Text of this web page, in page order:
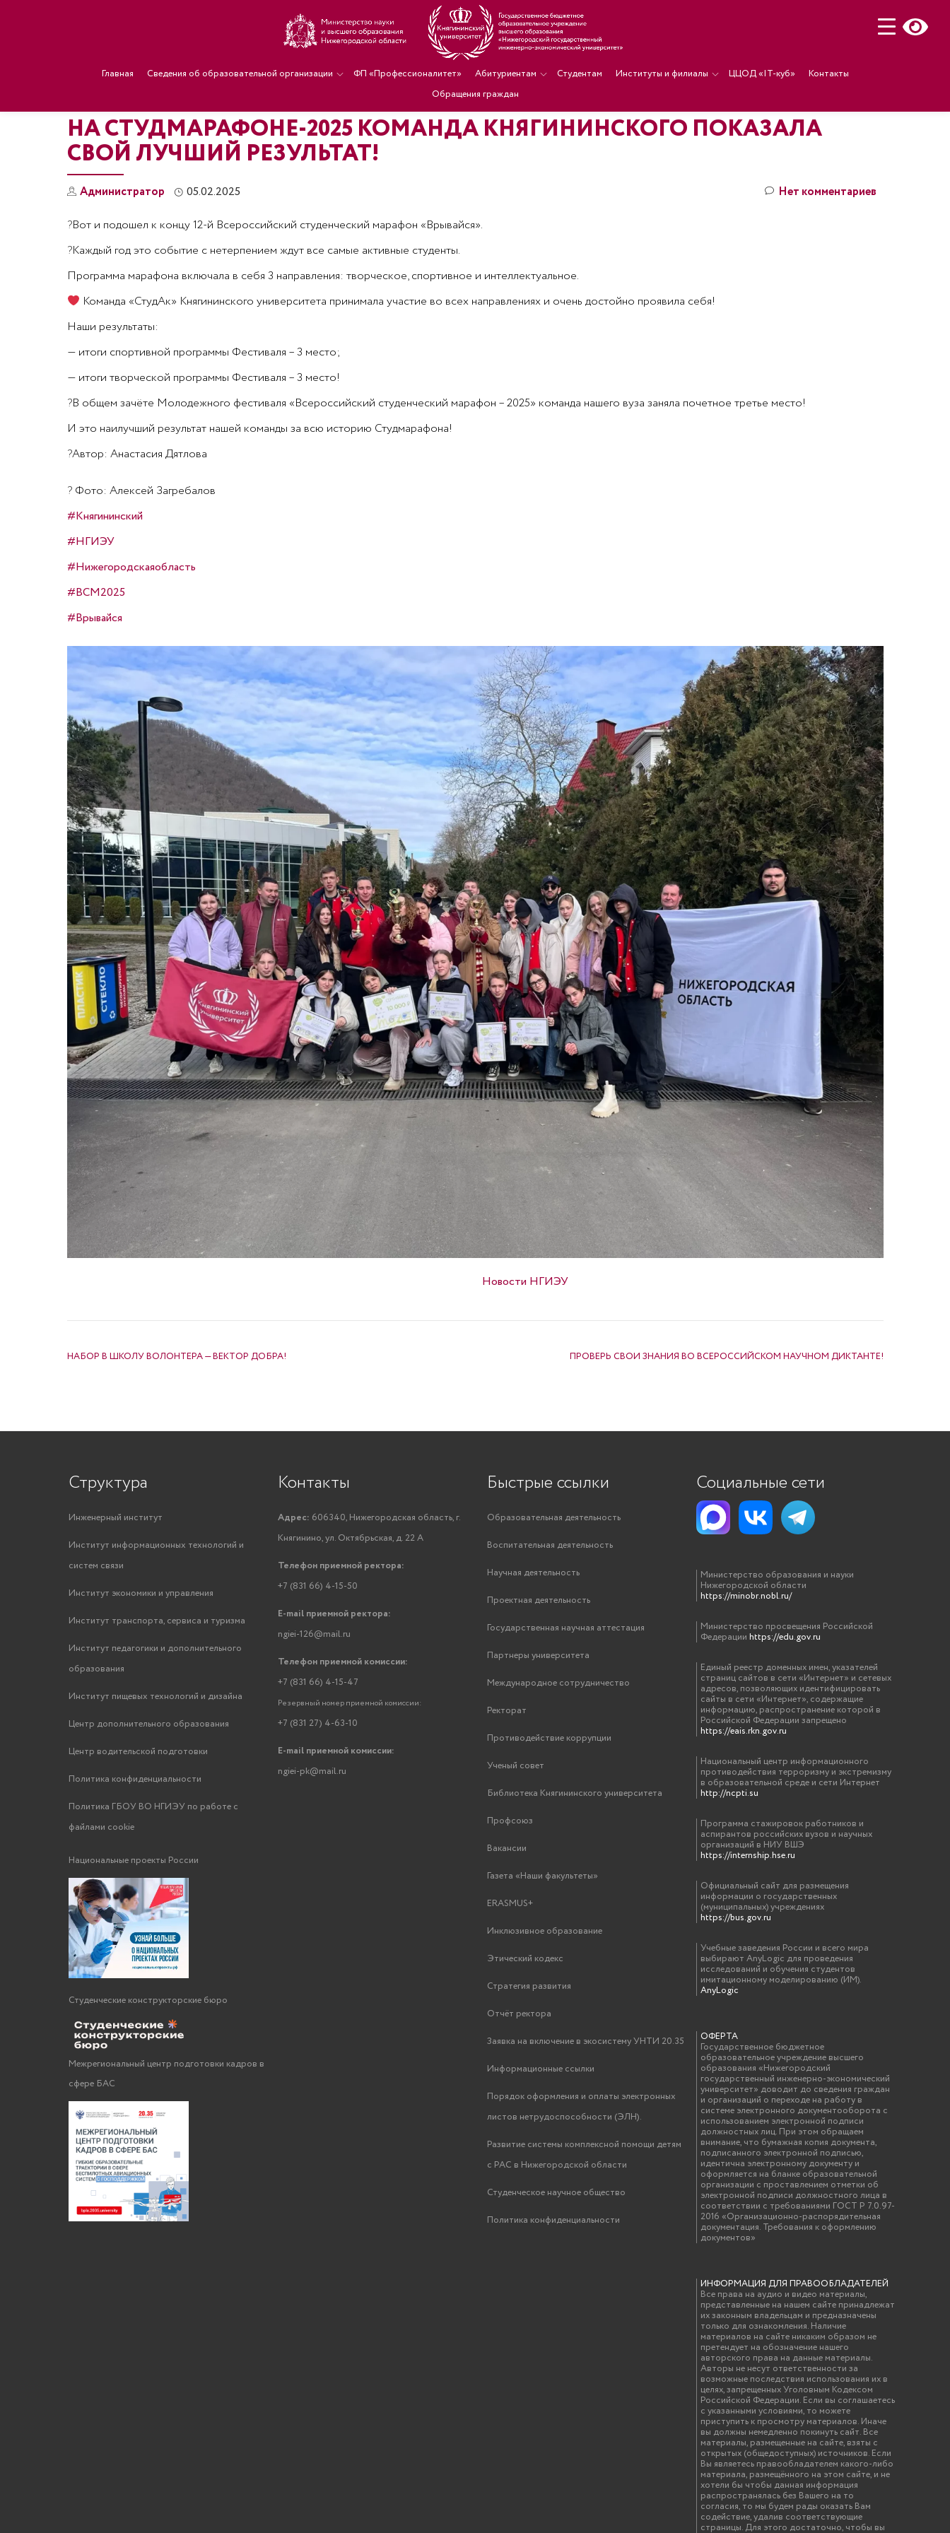
Главная Сведения об образовательной организации ФП «Профессионалитет» Абитуриентам Студентам Институты и филиалы ЦЦОД «IT-куб»
Контакты
Обращения граждан
НА СТУДМАРАФОНЕ-2025 КОМАНДА КНЯГИНИНСКОГО ПОКАЗАЛА
СВОЙ ЛУЧШИЙ РЕЗУЛЬТАТ!
Администратор 05.02.2025 Нет комментариев
?Вот и подошел к концу 12-й Всероссийский студенческий марафон «Врывайся».
?Каждый год это событие с нетерпением ждут все самые активные студенты.
Программа марафона включала в себя 3 направления: творческое, спортивное и интеллектуальное.
Команда «СтудАк» Княгининского университета принимала участие во всех направлениях и очень достойно проявила себя!
Наши результаты:
— итоги спортивной программы Фестиваля – 3 место;
— итоги творческой программы Фестиваля – 3 место!
?В общем зачёте Молодежного фестиваля «Всероссийский студенческий марафон – 2025» команда нашего вуза заняла почетное третье место!
И это наилучший результат нашей команды за всю историю Студмарафона!
?Автор: Анастасия Дятлова
?Фото: Алексей Загребалов
#Княгининский
#НГИЭУ
#Нижегородскаяобласть
#ВСМ2025
#Врывайся
Новости НГИЭУ
НАБОР В ШКОЛУ ВОЛОНТЕРА — ВЕКТОР ДОБРА! ПРОВЕРЬ СВОИ ЗНАНИЯ ВО ВСЕРОССИЙСКОМ НАУЧНОМ ДИКТАНТЕ!
Структура
Инженерный институт
Институт информационных технологий и
систем связи
Институт экономики и управления
Институт транспорта, сервиса и туризма
Институт педагогики и дополнительного
образования
Институт пищевых технологий и дизайна
Центр дополнительного образования
Центр водительской подготовки
Политика конфиденциальности
Политика ГБОУ ВО НГИЭУ по работе с
файлами cookie
Национальные проекты России
Студенческие конструкторские бюро
Межрегиональный центр подготовки кадров в
сфере БАС
Контакты
Адрес: 606340, Нижегородская область, г.
Княгинино, ул. Октябрьская, д. 22 А
Телефон приемной ректора:
+7 (831 66) 4-15-50
E-mail приемной ректора:
ngiei-126@mail.ru
Телефон приемной комиссии:
+7 (831 66) 4-15-47
Резервный номер приемной комиссии:
+7 (831 27) 4-63-10
E-mail приемной комиссии:
ngiei-pk@mail.ru
Быстрые ссылки
Образовательная деятельность
Воспитательная деятельность
Научная деятельность
Проектная деятельность
Государственная научная аттестация
Партнеры университета
Международное сотрудничество
Ректорат
Противодействие коррупции
Ученый совет
Библиотека Княгининского университета
Профсоюз
Вакансии
Газета «Наши факультеты»
ERASMUS+
Инклюзивное образование
Этический кодекс
Стратегия развития
Отчёт ректора
Заявка на включение в экосистему УНТИ 20.35
Информационные ссылки
Порядок оформления и оплаты электронных
листов нетрудоспособности (ЭЛН).
Развитие системы комплексной помощи детям
с РАС в Нижегородской области
Студенческое научное общество
Политика конфиденциальности
Социальные сети
Министерство образования и науки
Нижегородской области
https://minobr.nobl.ru/
Министерство просвещения Российской
Федерации https://edu.gov.ru
Единый реестр доменных имен, указателей
страниц сайтов в сети «Интернет» и сетевых
адресов, позволяющих идентифицировать
сайты в сети «Интернет», содержащие
информацию, распространение которой в
Российской Федерации запрещено
https://eais.rkn.gov.ru
Национальный центр информационного
противодействия терроризму и экстремизму
в образовательной среде и сети Интернет
http://ncpti.su
Программа стажировок работников и
аспирантов российских вузов и научных
организаций в НИУ ВШЭ
https://internship.hse.ru
Официальный сайт для размещения
информации о государственных
(муниципальных) учреждениях
https://bus.gov.ru
Учебные заведения России и всего мира
выбирают AnyLogic для проведения
исследований и обучения студентов
имитационному моделированию (ИМ).
AnyLogic
ОФЕРТА
Государственное бюджетное
образовательное учреждение высшего
образования «Нижегородский
государственный инженерно-экономический
университет» доводит до сведения граждан
и организаций о переходе на работу в
системе электронного документооборота с
использованием электронной подписи
должностных лиц. При этом обращаем
внимание, что бумажная копия документа,
подписанного электронной подписью,
идентична электронному документу и
оформляется на бланке образовательной
организации с проставлением отметки об
электронной подписи должностного лица в
соответствии с требованиями ГОСТ Р 7.0.97-
2016 «Организационно-распорядительная
документация. Требования к оформлению
документов»
ИНФОРМАЦИЯ ДЛЯ ПРАВООБЛАДАТЕЛЕЙ
Все права на аудио и видео материалы,
представленные на нашем сайте принадлежат
их законным владельцам и предназначены
только для ознакомления. Наличие
материалов на сайте никаким образом не
претендует на обозначение нашего
авторского права на данные материалы.
Авторы не несут ответственности за
возможные последствия использования их в
целях, запрещенных Уголовным Кодексом
Российской Федерации. Если вы соглашаетесь
с указанными условиями, то можете
приступить к просмотру материалов. Иначе
вы должны немедленно покинуть сайт. Все
материалы, размещенные на сайте, взяты с
открытых (общедоступных) источников. Если
Вы являетесь правообладателем какого-либо
материала, размещённого на этом сайте, и не
хотели бы чтобы данная информация
распространялась без Вашего на то
согласия, то мы будем рады оказать Вам
содействие, удалив соответствующие
страницы. Для этого достаточно, чтобы вы